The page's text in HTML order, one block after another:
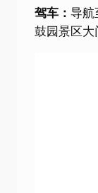
驾车： 导航
鼓园景区大